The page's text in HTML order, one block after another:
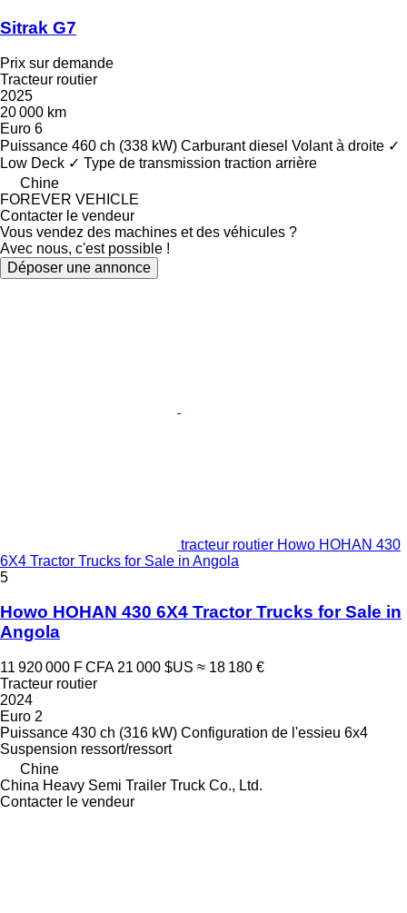
Sitrak G7
Prix sur demande
Tracteur routier
2025
20 000 km
Euro 6
Puissance 460 ch (338 kW) Carburant diesel Volant à droite ✓
Low Deck ✓ Type de transmission traction arrière
Chine
FOREVER VEHICLE
Contacter le vendeur
Vous vendez des machines et des véhicules ?
Avec nous, c'est possible !
Déposer une annonce
tracteur routier Howo HOHAN 430
6X4 Tractor Trucks for Sale in Angola
5
Howo HOHAN 430 6X4 Tractor Trucks for Sale in
Angola
11 920 000 F CFA 21 000 $US ≈ 18 180 €
Tracteur routier
2024
Euro 2
Puissance 430 ch (316 kW) Configuration de l'essieu 6x4
Suspension ressort/ressort
Chine
China Heavy Semi Trailer Truck Co., Ltd.
Contacter le vendeur